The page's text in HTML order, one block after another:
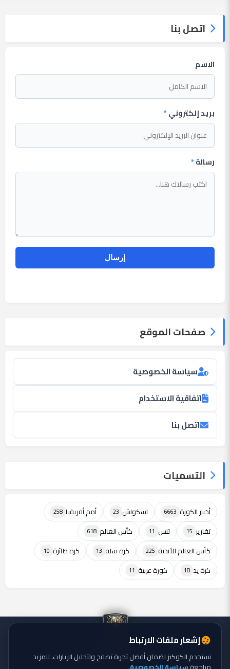
اتصل بنا
الاسم
بريد إلكتروني*
رسالة*
صفحات الموقع
سياسة الخصوصية
اتفاقية الاستخدام
اتصل بنا
التسميات
أخبار الكورة 6663 اسكواش 23 أمم أفريقيا 258
تقارير 15 تنس 11 كأس العالم 618
كأس العالم للأندية 225 كرة سلة 13 كرة طائرة 10
كرة يد 18 كورة عربية 11
إشعار ملفات الارتباط
نستخدم الكوكيز لضمان أفضل تجربة تصفح ولتحليل الزيارات. للمزيد